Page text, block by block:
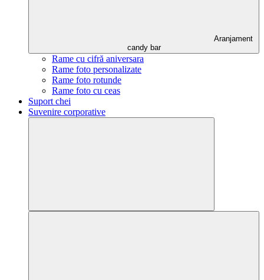
Aranjament
candy bar
Rame cu cifră aniversara
Rame foto personalizate
Rame foto rotunde
Rame foto cu ceas
Suport chei
Suvenire corporative